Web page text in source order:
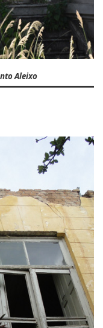
Aleixo